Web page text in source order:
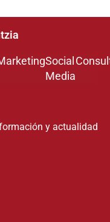
Social
Media
y actualidad